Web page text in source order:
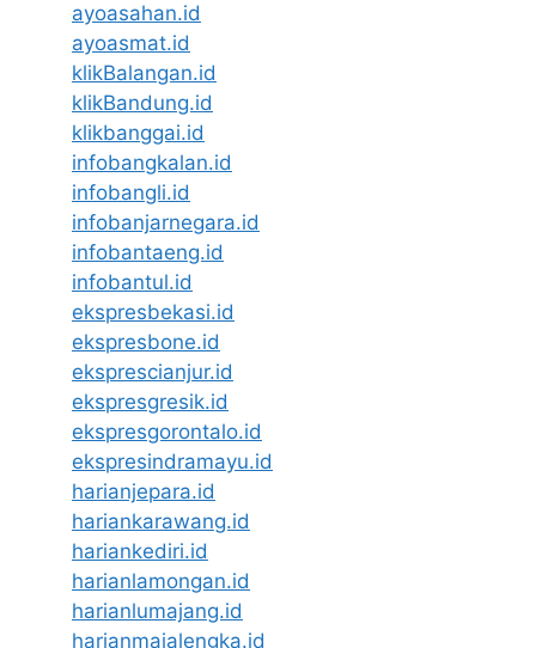
ayoasahan.id
ayoasmat.id
klikBalangan.id
klikBandung.id
klikbanggai.id
infobangkalan.id
infobangli.id
infobanjarnegara.id
infobantaeng.id
infobantul.id
ekspresbekasi.id
ekspresbone.id
eksprescianjur.id
ekspresgresik.id
ekspresgorontalo.id
ekspresindramayu.id
harianjepara.id
hariankarawang.id
hariankediri.id
harianlamongan.id
harianlumajang.id
harianmajalengka.id